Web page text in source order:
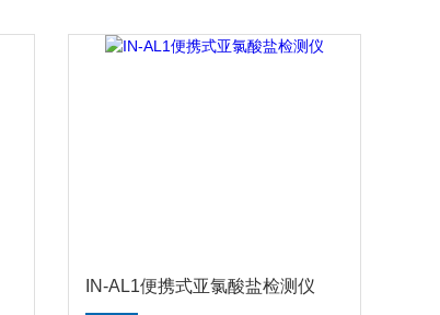
IN-AL1便携式亚氯酸盐检测仪